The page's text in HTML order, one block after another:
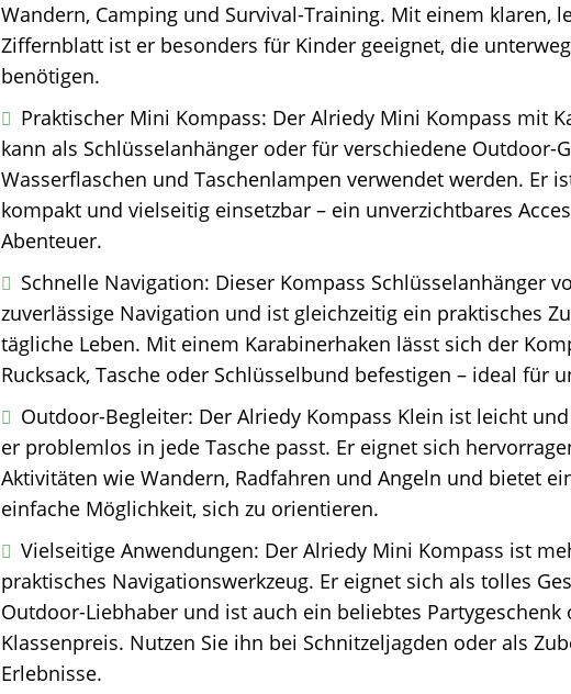
Wandern, Camping und Survival-Training. Mit einem klaren,
Ziffernblatt ist er besonders für Kinder geeignet, die
benötigen.
Praktischer Mini Kompass: Der Alriedy Mini Kompass mit
kann als Schlüsselanhänger oder für verschiedene Outdoor-
Wasserflaschen und Taschenlampen verwendet werden. Er
kompakt und vielseitig einsetzbar – ein unverzichtbares
Abenteuer.
Schnelle Navigation: Dieser Kompass Schlüsselanhänger
zuverlässige Navigation und ist gleichzeitig ein praktisches
tägliche Leben. Mit einem Karabinerhaken lässt sich der
Rucksack, Tasche oder Schlüsselbund befestigen – ideal für
Outdoor-Begleiter: Der Alriedy Kompass Klein ist leicht
er problemlos in jede Tasche passt. Er eignet sich
Aktivitäten wie Wandern, Radfahren und Angeln und bietet
einfache Möglichkeit, sich zu orientieren.
Vielseitige Anwendungen: Der Alriedy Mini Kompass ist
praktisches Navigationswerkzeug. Er eignet sich als tolles
Outdoor-Liebhaber und ist auch ein beliebtes Partygeschenk
Klassenpreis. Nutzen Sie ihn bei Schnitzeljagden oder als
Erlebnisse.